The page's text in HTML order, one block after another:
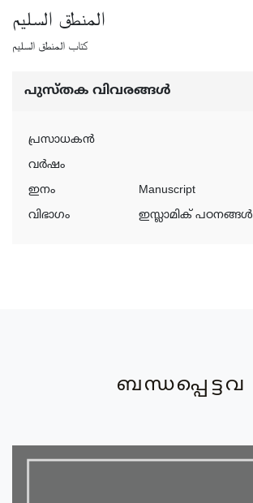
المنطق السليم
كتاب المنطق السليم
പുസ്‌തക വിവരങ്ങള്‍
പ്രസാധകന്‍
വര്‍ഷം
ഇനം
Manuscript
വിഭാഗം
ഇസ്ലാമിക് പഠനങ്ങൾ
ബന്ധപ്പെട്ടവ